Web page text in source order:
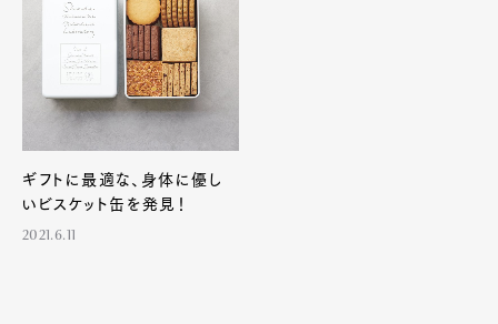
ギフトに最適な、身体に優し
いビスケット缶を発見！
2021.6.11